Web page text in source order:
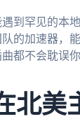
到罕见的本
的加速器，
都不会耽误
北美